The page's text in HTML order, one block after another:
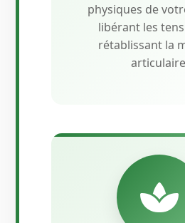
physiques de
libérant les
rétablissant la